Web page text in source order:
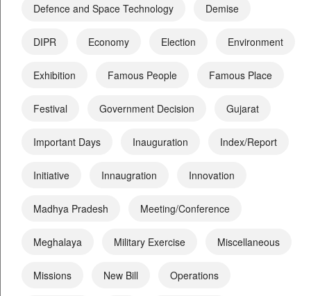
Defence and Space Technology Demise
DIPR Economy Election Environment
Exhibition Famous People Famous Place
Festival Government Decision Gujarat
Important Days Inauguration Index/Report
Initiative Innaugration Innovation
Madhya Pradesh Meeting/Conference
Meghalaya Military Exercise Miscellaneous
Missions New Bill Operations